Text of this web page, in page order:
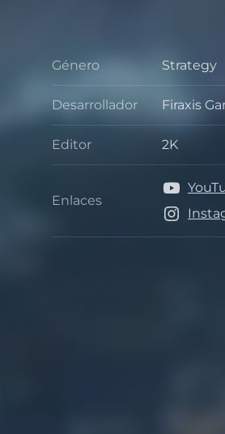
Género
Género
Strategy
Desarrollador Firaxis
Editor
Editor
2K
Enlaces
Enlaces